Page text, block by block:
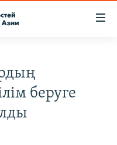
беруге